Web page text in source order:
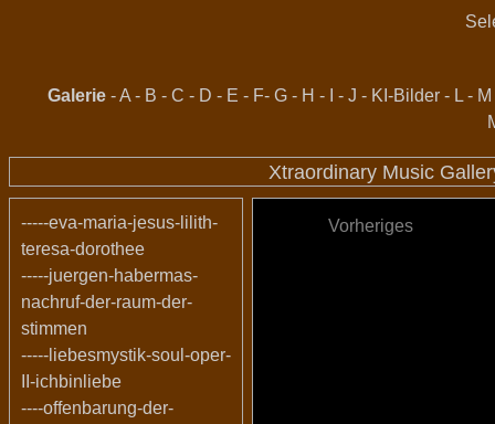
Galerie -A - B - C - D - E - F- G - H - - J - KI-Bilder - L - M
Xtraordinary Music
-----eva-maria-jesus-lilith-
teresa-dorothee
-----juergen-habermas-
nachruf-der-raum-der-
stimmen
-----liebesmystik-soul-oper-
II-ichbinliebe
----offenbarung-der-
Vorheriges